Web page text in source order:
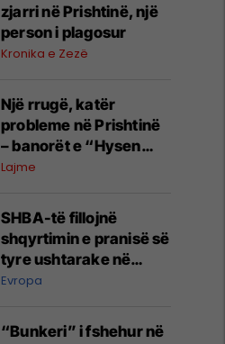
zjarri në Prishtinë, një
person i plagosur
Kronika e Zezë
Një rrugë, katër
probleme në Prishtinë
– banorët e “Hysen
Tërpezës” kërkojnë
Komuna
Lajme
SHBA-të fillojnë
shqyrtimin e pranisë së
tyre ushtarake në
Evropë
Evropa
“Bunkeri” i fshehur në